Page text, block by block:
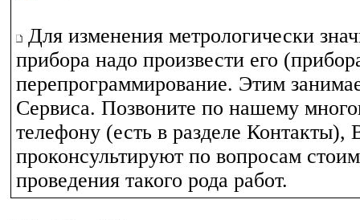
Для изменения метрологически
прибора надо произвести его
перепрограммирование. Этим
Сервиса. Позвоните по нашему
телефону (есть в разделе Контакты),
проконсультируют по вопросам
проведения такого рода работ.